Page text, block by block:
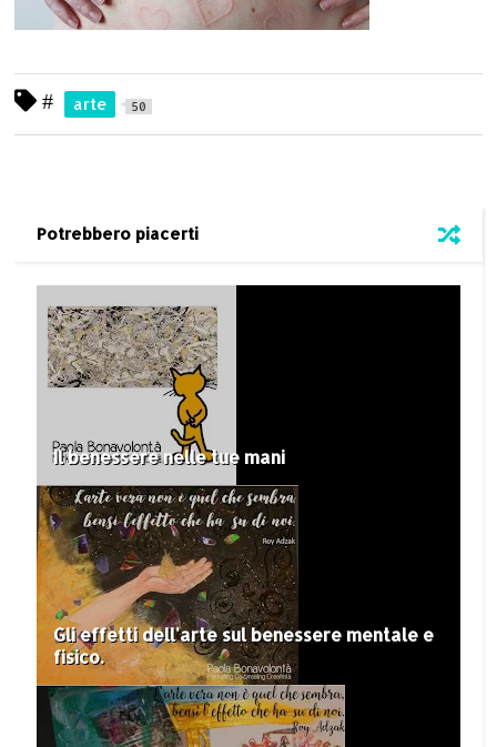
# arte 50
Potrebbero piacerti
Il benessere nelle tue mani
Gli effetti dell'arte sul benessere mentale e
fisico.